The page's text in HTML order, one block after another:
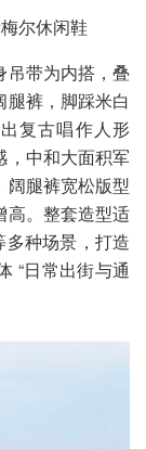
尔休闲鞋
吊带为内搭，叠
裤，脚踩米白
复古唱作人形
，中和大面积军
阔腿裤宽松版型
高。整套造型适
种场景，打造
“日常出街与通